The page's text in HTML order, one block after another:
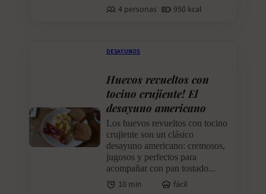
4 personas
950 kcal
DESAYUNOS
Huevos revueltos con
tocino crujiente! El
desayuno americano
Los huevos revueltos con tocino
crujiente son un clásico
desayuno americano: cremosos,
jugosos y perfectos para
acompañar con pan tostado...
10 min
fácil